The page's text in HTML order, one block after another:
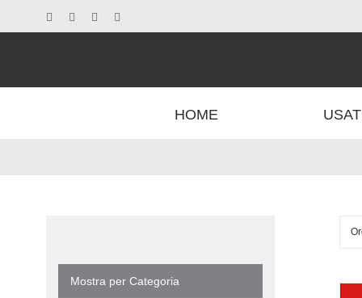
al
Facebook Instagram
HOME
Mostra per Categoria